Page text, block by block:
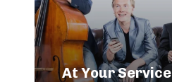
At Your Service